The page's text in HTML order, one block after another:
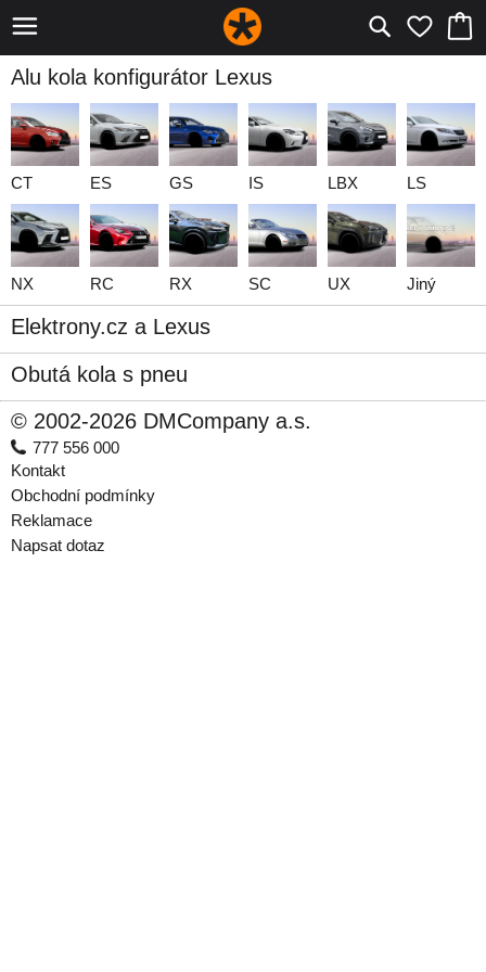
Alu kola konfigurátor Lexus
CT ES GS IS LBX LS
NX RC RX SC UX Jiný
Elektrony.cz a Lexus
Obutá kola s pneu
© 2002-2026 DMCompany a.s.
777 556 000
Kontakt
Obchodní podmínky
Reklamace
Napsat dotaz